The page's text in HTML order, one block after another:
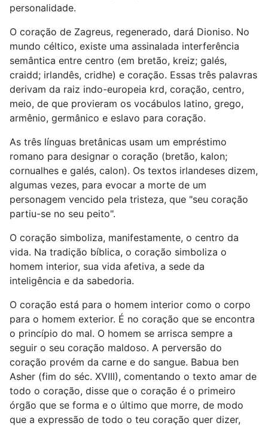
personalidade.
O coração de Zagreus, regenerado, dará Dioniso. No
mundo céltico, existe uma assinalada interferência
semântica entre centro (em bretão, kreiz; galés,
craidd; irlandês, cridhe) e coração. Essas três palavras
derivam da raiz indo-europeia krd, coração, centro,
meio, de que provieram os vocábulos latino, grego,
armênio, germânico e eslavo para coração.
As três línguas bretânicas usam um empréstimo
romano para designar o coração (bretão, kalon;
cornualhes e galés, calon). Os textos irlandeses dizem,
algumas vezes, para evocar a morte de um
personagem vencido pela tristeza, que "seu coração
partiu-se no seu peito".
O coração simboliza, manifestamente, o centro da
vida. Na tradição bíblica, o coração simboliza o
homem interior, sua vida afetiva, a sede da
inteligência e da sabedoria.
O coração está para o homem interior como o corpo
para o homem exterior. É no coração que se encontra
o princípio do mal. O homem se arrisca sempre a
seguir o seu coração maldoso. A perversão do
coração provém da carne e do sangue. Babua ben
Asher (fim do séc. XVIII), comentando o texto amar de
todo o coração, disse que o coração é o primeiro
órgão que se forma e o último que morre, de modo
que a expressão de todo o teu coração quer dizer,